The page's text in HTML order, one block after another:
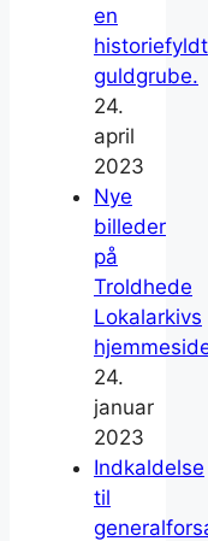
en
historiefyldt
guldgrube.
24.
april
2023
Nye
billeder
på
Troldhede
Lokalarkivs
24.
januar
2023
Indkaldelse
til